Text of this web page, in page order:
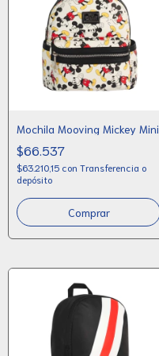
Mochila Mooving Mickey Mini
$66.537
$63.210,15 con Transferencia o
depósito